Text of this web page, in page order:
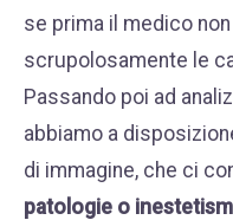
se prima il medico
scrupolosamente le
Passando poi ad
abbiamo a
di immagine, che ci
patologie o